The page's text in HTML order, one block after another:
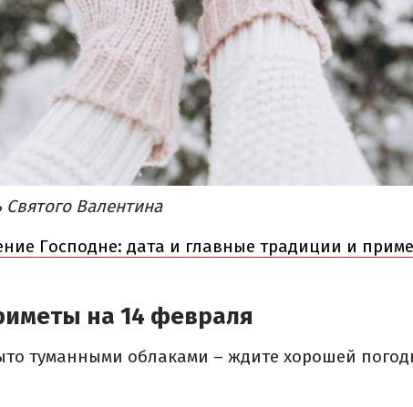
Валентина
Господне: дата и главные традиции и
на 14 февраля
туманными облаками – ждите хорошей